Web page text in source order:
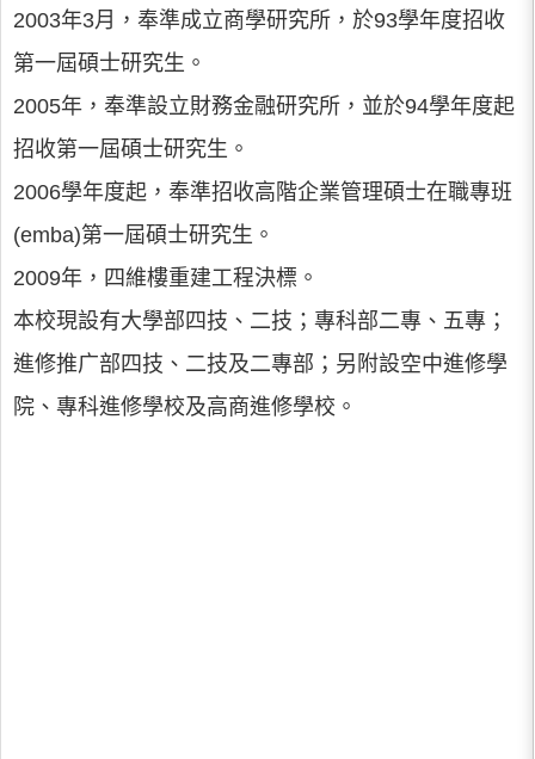
2003年3月，奉準成立商學研究所，於93學年度招收
第一屆碩士研究生。
2005年，奉準設立財務金融研究所，並於94學年度起
招收第一屆碩士研究生。
2006學年度起，奉準招收高階企業管理碩士在職專班
(emba)第一屆碩士研究生。
2009年，四維樓重建工程決標。
本校現設有大學部四技、二技；專科部二專、五專；
進修推广部四技、二技及二專部；另附設空中進修學
院、專科進修學校及高商進修學校。